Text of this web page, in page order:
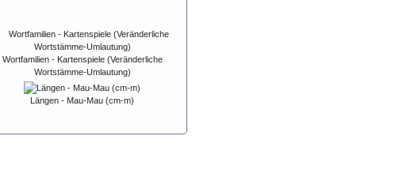
Wortfamilien - Kartenspiele (Veränderliche
Wortstämme-Umlautung)
Längen - Mau-Mau (cm-m)